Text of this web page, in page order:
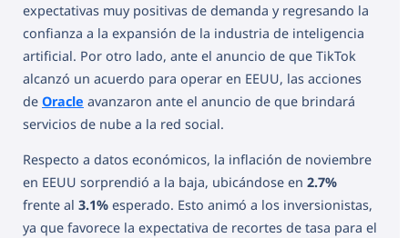
expectativas muy positivas de demanda y regresando la
confianza a la expansión de la industria de inteligencia
artificial. Por otro lado, ante el anuncio de que TikTok
alcanzó un acuerdo para operar en EEUU, las acciones
de Oracle avanzaron ante el anuncio de que brindará
servicios de nube a la red social.
Respecto a datos económicos, la inflación de noviembre
en EEUU sorprendió a la baja, ubicándose en 2.7%
frente al 3.1% esperado. Esto animó a los inversionistas,
ya que favorece la expectativa de recortes de tasa para el